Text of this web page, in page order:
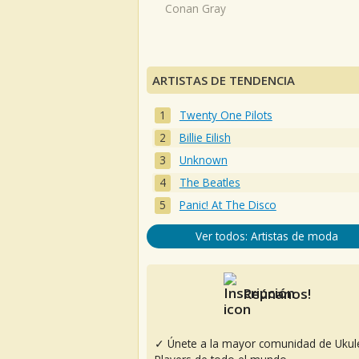
Conan Gray
ARTISTAS DE TENDENCIA
Twenty One Pilots
Billie Eilish
Unknown
The Beatles
Panic! At The Disco
Ver todos: Artistas de moda
Reúnanos!
✓ Únete a la mayor comunidad de